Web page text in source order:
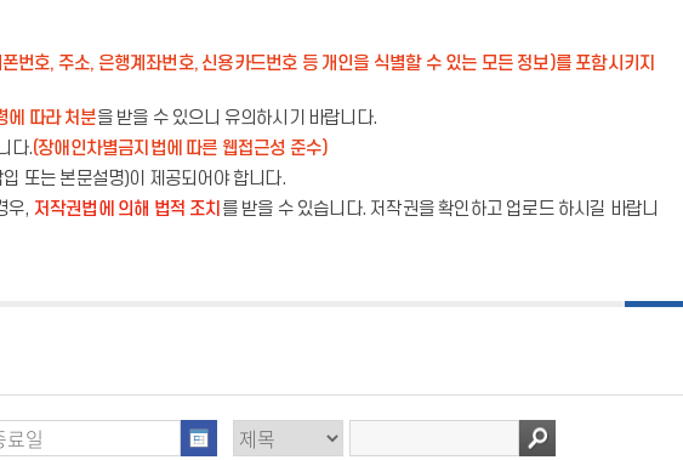
번호, 주소, 은행계좌번호, 신용카드번호 등 개인을 식별할 수 있는 모든 정보)를 포함시키지
에 따라 처분을 받을 수 있으니 유의하시기 바랍니다.
다.(장애인차별금지법에 따른 웹접근성 준수)
또는 본문설명)이 제공되어야 합니다.
우, 저작권법에 의해 법적 조치 를 받을 수 있습니다. 저작권을 확인하고 업로드 하시길 바랍니